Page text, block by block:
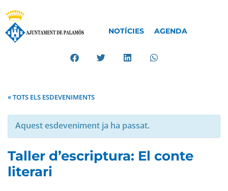
NOTÍCIES AGENDA
« TOTS ELS ESDEVENIMENTS
Aquest esdeveniment ja ha passat.
Taller d’escriptura: El conte
literari